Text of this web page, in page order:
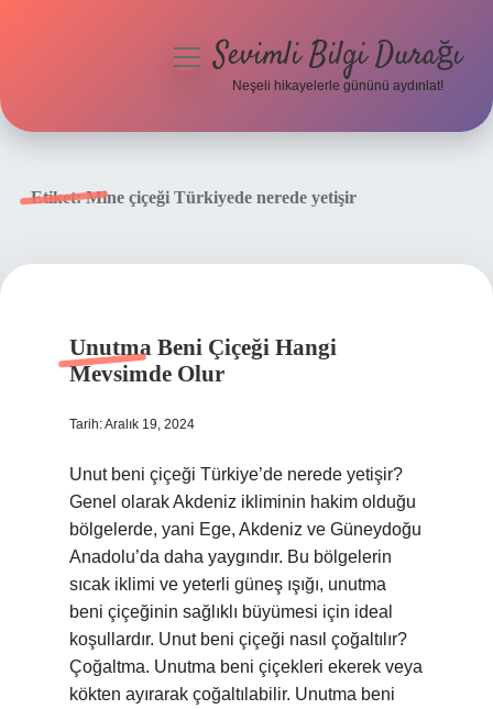
menüyüSevimli Bilgi Durağı
Neşeli hikayelerle gününü aydınlat!
Etiket:Mine çiçeği Türkiyede nerede yetişir
Unutma Beni Çiçeği Hangi
Mevsimde Olur
Tarih: Aralık 19, 2024
Unut beni çiçeği Türkiye’de nerede yetişir?
Genel olarak Akdeniz ikliminin hakim olduğu
bölgelerde, yani Ege, Akdeniz ve Güneydoğu
Anadolu’da daha yaygındır. Bu bölgelerin
sıcak iklimi ve yeterli güneş ışığı, unutma
beni çiçeğinin sağlıklı büyümesi için ideal
koşullardır. Unut beni çiçeği nasıl çoğaltılır?
Çoğaltma. Unutma beni çiçekleri ekerek veya
kökten ayırarak çoğaltılabilir. Unutma beni